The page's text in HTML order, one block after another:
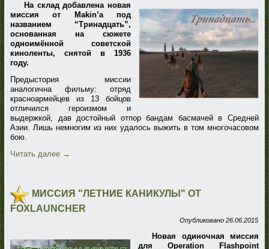
На склад добавлена новая
миссия от Makin’a под
названием “Тринадцать”,
основанная на сюжете
одноимённой советской
киноленты, снятой в 1936
году.
Предыстория миссии
аналогична фильму: отряд
красноармейцев из 13 бойцов
отличился героизмом и
выдержкой, дав достойный отпор бандам басмачей в Средней
Азии. Лишь немногим из них удалось выжить в том многочасовом
бою.
Читать далее →
МИССИЯ "ЛЕТНИЕ КАНИКУЛЫ" ОТ
FOXLAUNCHER
Опубликовано 26.06.2015
Новая одиночная миссия
для Operation Flashpoint